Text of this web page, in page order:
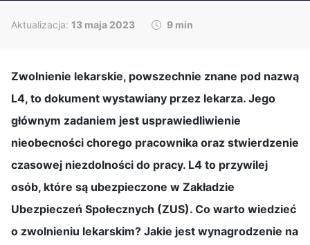
Aktualizacja: 13 maja 2023 9 min
Zwolnienie lekarskie, powszechnie znane pod nazwą
L4, to dokument wystawiany przez lekarza. Jego
głównym zadaniem jest usprawiedliwienie
nieobecności chorego pracownika oraz stwierdzenie
czasowej niezdolności do pracy. L4 to przywilej
osób, które są ubezpieczone w Zakładzie
Ubezpieczeń Społecznych (ZUS). Co warto wiedzieć
o zwolnieniu lekarskim? Jakie jest wynagrodzenie na